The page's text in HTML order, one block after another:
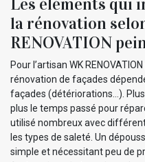
la rénovation
RENOVATION
Pour l’artisan WK
rénovation de façades
façades (détériorations…).
plus le temps passé pour
utilisé nombreux avec
les types de saleté. Un
simple et nécessitant peu de